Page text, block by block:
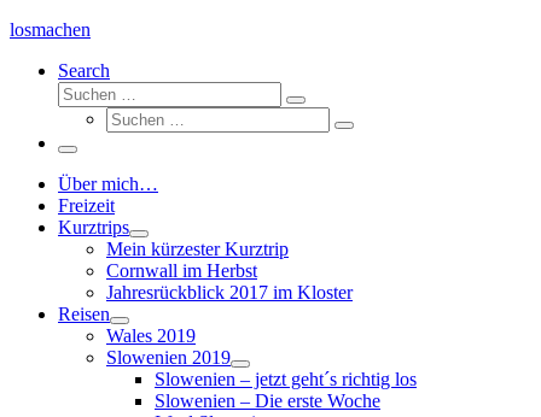
losmachen
Search
Suche
Suchen
Suche
Suchen
Menü
Über mich…
Freizeit
Kurztrips
Mein kürzester Kurztrip
Cornwall im Herbst
Jahresrückblick 2017 im Kloster
Reisen
Wales 2019
Slowenien 2019
Slowenien – jetzt geht´s richtig los
Slowenien – Die erste Woche